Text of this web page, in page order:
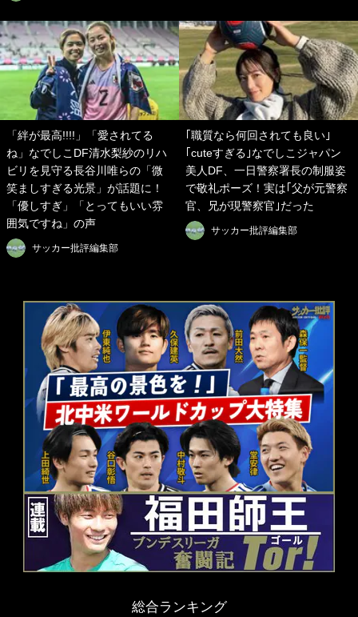
「絆が最高!!!!」「愛されてる
ね」なでしこDF清水梨紗のリハ
ビリを見守る長谷川唯らの「微
笑ましすぎる光景」が話題に！
「優しすぎ」「とってもいい雰
囲気ですね」の声
サッカー批評編集部
｢職質なら何回されても良い｣
｢cuteすぎる｣なでしこジャパン
美人DF、一日警察署長の制服姿
で敬礼ポーズ！実は｢父が元警察
官、兄が現警察官｣だった
サッカー批評編集部
総合ランキング